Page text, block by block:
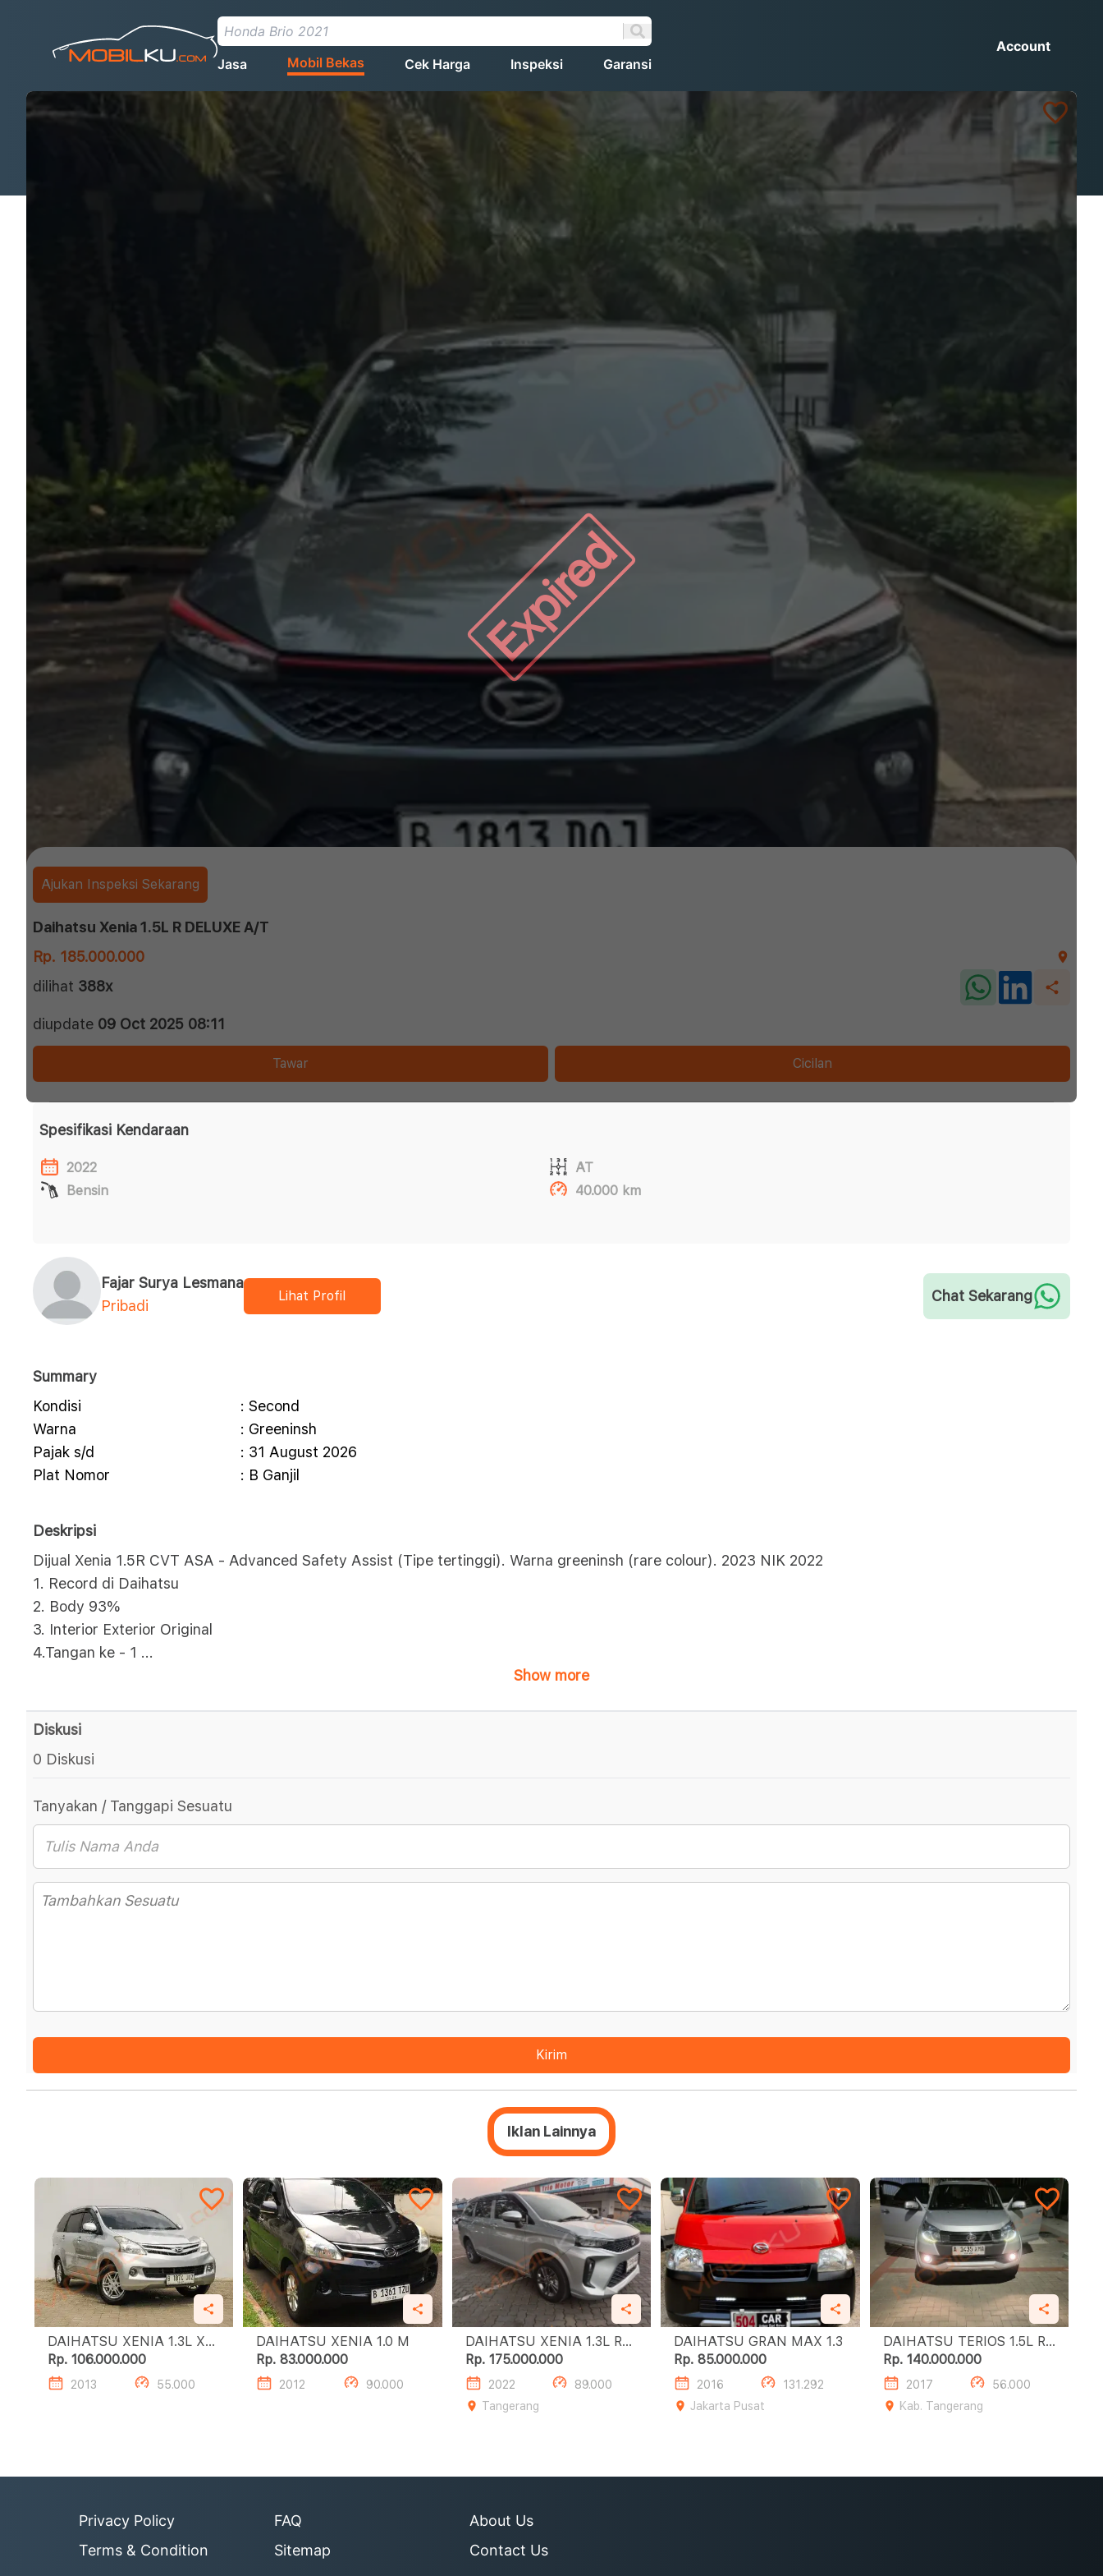
Jasa Mobil Bekas Cek Harga Inspeksi Garansi
Account
Expired
Ajukan Inspeksi Sekarang
Daihatsu Xenia 1.5L R DELUXE A/T
Rp. 185.000.000
dilihat 388x
diupdate 09 Oct 2025 08:11
Tawar Cicilan
Spesifikasi Kendaraan
2022
AT
Bensin
40.000 km
Fajar Surya Lesmana
Pribadi
Lihat Profil Chat Sekarang
Summary
Kondisi
: Second
Warna
: Greeninsh
Pajak s/d
: 31 August 2026
Plat Nomor
: B Ganjil
Deskripsi
Dijual Xenia 1.5R CVT ASA - Advanced Safety Assist (Tipe tertinggi). Warna greeninsh (rare colour). 2023 NIK 2022
1. Record di Daihatsu
2. Body 93%
3. Interior Exterior Original
4.Tangan ke - 1 ...
Show more
Diskusi
0 Diskusi
Tanyakan / Tanggapi Sesuatu
Kirim
Iklan Lainnya
DAIHATSU XENIA 1.3L X
A/T
Rp. 106.000.000
2013 55.000
DAIHATSU XENIA 1.0 M
Rp. 83.000.000
2012 90.000
DAIHATSU XENIA 1.3L R
A/T
Rp. 175.000.000
2022
89.000
Tangerang
DAIHATSU GRAN MAX 1.3
Rp. 85.000.000
2016
131.292
Jakarta Pusat
DAIHATSU TERIOS 1.5L R
DELUXE A/T
Rp. 140.000.000
2017
56.000
Kab. Tangerang
Privacy Policy
Terms & Condition
FAQ
Sitemap
About Us
Contact Us